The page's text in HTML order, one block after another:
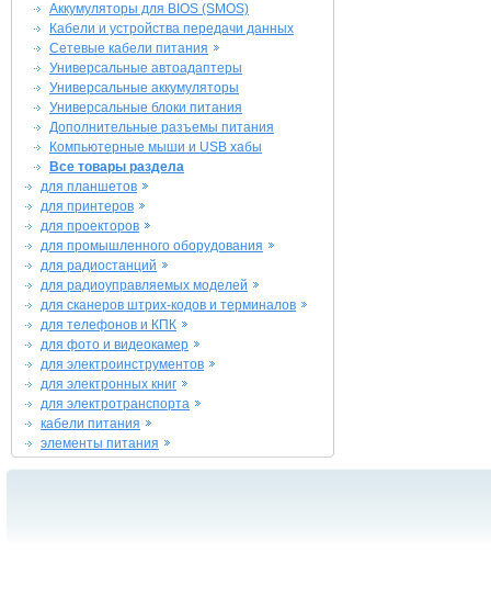
Аккумуляторы для BIOS (SMOS)
Кабели и устройства передачи данных
Сетевые кабели питания
Универсальные автоадаптеры
Универсальные аккумуляторы
Универсальные блоки питания
Дополнительные разъемы питания
Компьютерные мыши и USB хабы
Все товары раздела
для планшетов
для принтеров
для проекторов
для промышленного оборудования
для радиостанций
для радиоуправляемых моделей
для сканеров штрих-кодов и терминалов
для телефонов и КПК
для фото и видеокамер
для электроинструментов
для электронных книг
для электротранспорта
кабели питания
элементы питания